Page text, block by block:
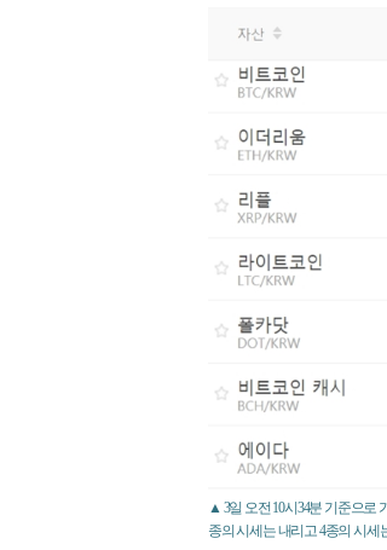
▲ 3일 오전 10시34분 기준으로
종의 시세는 내리고 4종의 시세